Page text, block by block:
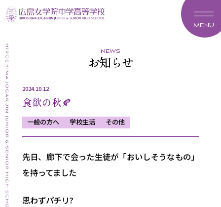
MENU
news
お知らせ
2024.10.12
食欲の秋🍂
一般の方へ 学校生活 その他
先日、廊下で会った生徒が「おいしそうなもの」
を持ってました
思わずパチリ?